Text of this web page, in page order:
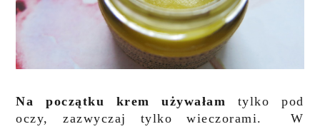
Na początku krem używałam
tylko pod
oczy, zazwyczaj tylko wieczorami. W